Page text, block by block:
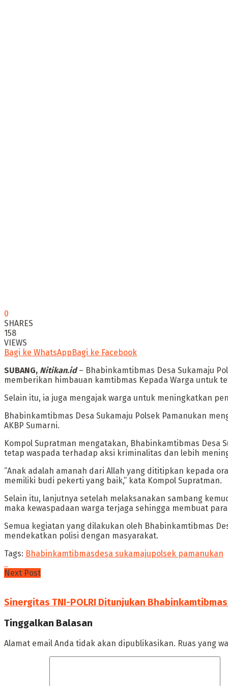
0
SHARES
158
VIEWS
Bagi ke WhatsAppBagi ke Facebook
SUBANG, Nitikan.id– Bhabinkamtibmas Desa Sukamaju
memberikan himbauan kamtibmas Kepada Warga untuk
Selain itu, ia juga mengajak warga untuk meningkatkan
Bhabinkamtibmas Desa Sukamaju Polsek Pamanukan
AKBP Sumarni.
Kompol Supratman mengatakan, Bhabinkamtibmas
tetap waspada terhadap aksi kriminalitas dan lebih
“Anak adalah amanah dari Allah yang dititipkan kepada
memiliki budi pekerti yang baik,” kata Kompol Supratman.
Selain itu, lanjutnya setelah melaksanakan sambang
maka kewaspadaan warga terjaga sehingga membuat
Semua kegiatan yang dilakukan oleh Bhabinkamtibmas
mendekatkan polisi dengan masyarakat.
Tags: Bhabinkamtibmasdesa sukamajupolsek pamanukan
Next Post
Sinergitas TNI-POLRI Ditunjukan
Tinggalkan Balasan
Alamat email Anda tidak akan dipublikasikan. Ruas yang